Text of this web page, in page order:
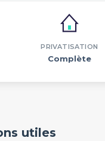
PRIVATISATION
Complète
utiles